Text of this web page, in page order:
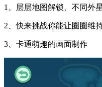
1、层层地图解锁、不同外
2、快来挑战你能让圈圈维
3、卡通萌趣的画面制作